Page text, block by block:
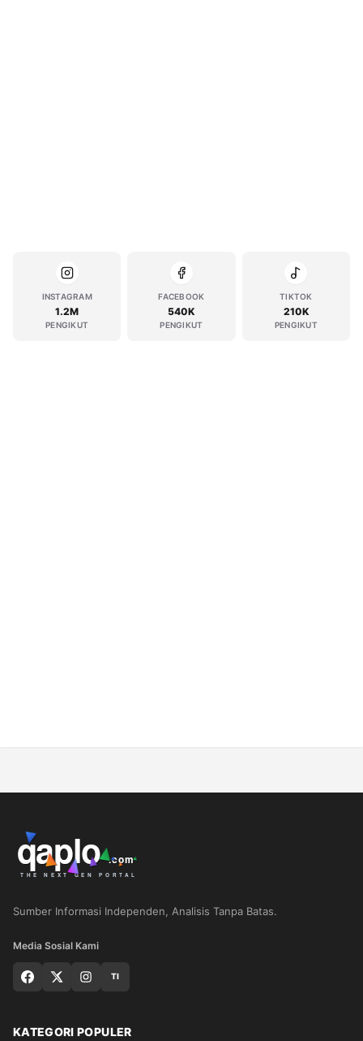
INSTAGRAM
1.2M
PENGIKUT
FACEBOOK
540K
PENGIKUT
TIKTOK
210K
PENGIKUT
Sumber Informasi Independen, Analisis Tanpa Batas.
Media Sosial Kami
TI
KATEGORI POPULER